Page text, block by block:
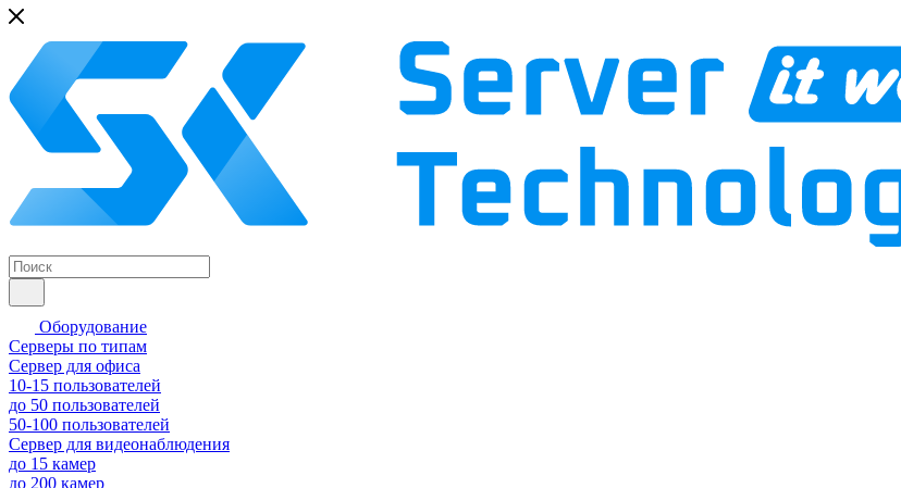
Оборудование
Серверы по типам
Сервер для офиса
10-15 пользователей
до 50 пользователей
50-100 пользователей
Сервер для видеонаблюдения
до 15 камер
до 200 камер